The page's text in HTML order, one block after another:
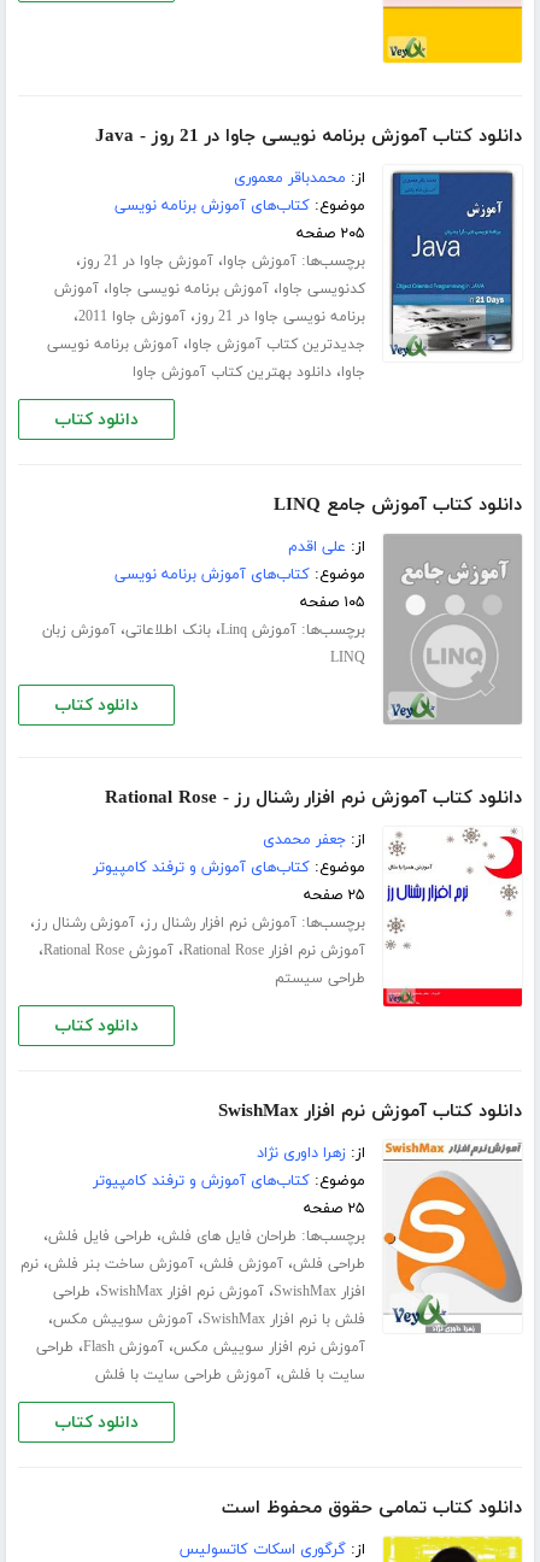
دانلود کتاب آموزش برنامه نویسی جاوا در 21 روز - Java
از: محمدباقر معموری
موضوع:کتاب‌های آموزش برنامه نویسی
۲۰۵ صفحه
برچسب‌ها:آموزش جاوا،آموزش جاوا در 21 روز ،
کدنویسی جاوا،آموزش برنامه نویسی جاوا،آموزش
برنامه نویسی جاوا در 21 روز
،آموزش جاوا 2011 ،
جدیدترین کتاب آموزش جاوا،آموزش برنامه نویسی
جاوا،دانلود بهترین کتاب آموزش جاوا
دانلود کتاب
دانلود کتاب آموزش جامع LINQ
از: علی اقدم
موضوع:کتاب‌های آموزش برنامه نویسی
۱۰۵ صفحه
برچسب‌ها:آموزش Linq ،بانک اطلاعاتی،آموزش زبان
LINQ
دانلود کتاب
دانلود کتاب آموزش نرم افزار رشنال رز - Rational Rose
از:جعفر محمدی
موضوع:کتاب‌های آموزش و ترفند کامپیوتر
۲۵ صفحه
برچسب‌ها:آموزش نرم افزار رشنال رز،آموزش رشنال رز،
آموزش نرم افزار Rational Rose ،آموزش Rational Rose ،
طراحی سیستم
دانلود کتاب
دانلود کتاب آموزش نرم افزار SwishMax
از:زهرا داوری نژاد
موضوع:کتاب‌های آموزش و ترفند کامپیوتر
۲۵ صفحه
برچسب‌ها: طراحان فایل های فلش، طراحی فایل فلش،
طراحی فلش،آموزش فلش،آموزش ساخت بنر فلش،نرم
افزار SwishMax
،آموزش نرم افزار SwishMax ، طراحی
فلش با نرم افزار SwishMax
،آموزش سوییش مکس،
آموزش نرم افزار سوییش مکس،آموزش Flash ، طراحی
سایت با فلش،آموزش طراحی سایت با فلش
دانلود کتاب
دانلود کتاب تمامی حقوق محفوظ است
از:گرگوری اسکات کاتسولیس